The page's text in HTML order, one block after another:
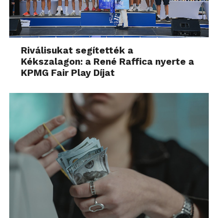
Riválisukat segítették a
Kékszalagon: a René Raffica nyerte a
KPMG Fair Play Díjat